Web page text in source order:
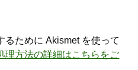
るために Akismet を使って
理方法の詳細はこちらをご